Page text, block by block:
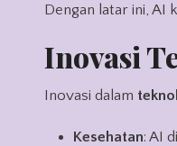
Dengan latar ini, AI
Inovasi
Inovasi dalam
Kesehatan: AI